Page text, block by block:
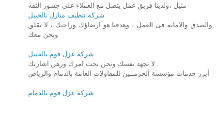
مثيل ،ولدينا فريق عمل يتصل مع العملاء على جسور الثقه
شركه تنظيف منازل بالجبيل
والصدق والامانه فى العمل ، وهدفنا هو ارضاؤك وراحتك ، لا تقلق
ونحن معك
شركه عزل فوم بالجبيل
أبرز خدمات مؤسسة الحرمــين للمقاولات العامة بالدمام والرياض
شركه عزل فوم بالدمام